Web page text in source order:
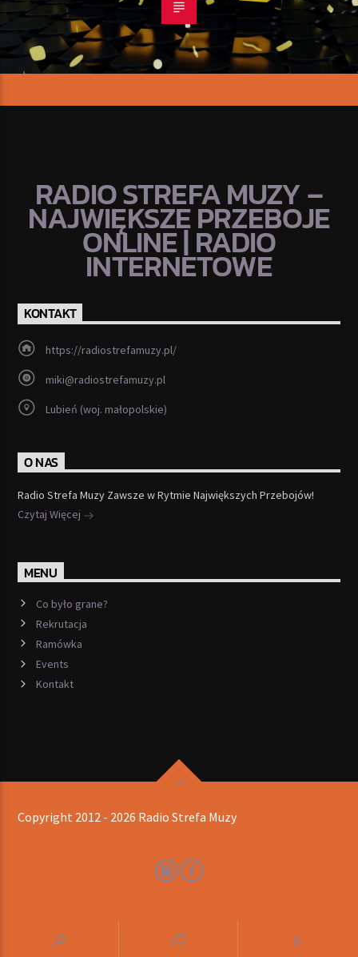
RADIO STREFA MUZY –
NAJWIĘKSZE PRZEBOJE
ONLINE | RADIO
INTERNETOWE
KONTAKT
https://radiostrefamuzy.pl/
miki@radiostrefamuzy.pl
Lubień (woj. małopolskie)
O NAS
Radio Strefa Muzy Zawsze w Rytmie Największych Przebojów!
Czytaj Więcej
MENU
Co było grane?
Rekrutacja
Ramówka
Events
Kontakt
Copyright 2012 - 2026 Radio Strefa Muzy